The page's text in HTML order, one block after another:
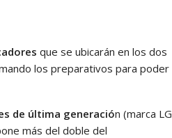
que se ubicarán en los dos
los preparativos para poder
de última generación (marca LG
más del doble del